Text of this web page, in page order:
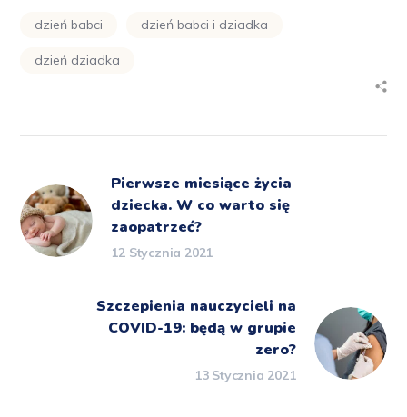
dzień babci dzień babci i dziadka
dzień dziadka
Pierwsze miesiące życia
dziecka. W co warto się
zaopatrzeć?
12 Stycznia 2021
Szczepienia nauczycieli na
COVID-19: będą w grupie
zero?
13 Stycznia 2021